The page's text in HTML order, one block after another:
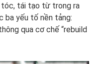
tóc, tái tạo từ trong ra
ba yếu tố nền tảng:
qua cơ chế “rebuild